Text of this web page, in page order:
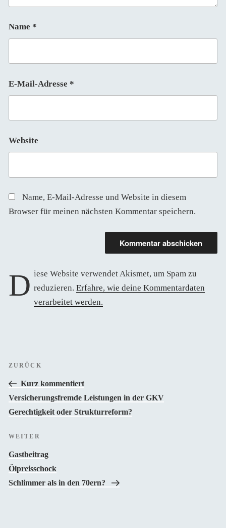
Name *
E-Mail-Adresse *
Website
Name, E-Mail-Adresse und Website in diesem
Browser für meinen nächsten Kommentar speichern.
Diese Website verwendet Akismet, um Spam zu reduzieren.Erfahre, wie deine Kommentardaten
verarbeitet werden.
Beitragsnavigation
Vorheriger
Beitrag
ZURÜCK
Kurz kommentiert
Versicherungsfremde Leistungen in der GKV
Gerechtigkeit oder Strukturreform?
Nächster
Beitrag
WEITER
Gastbeitrag
Ölpreisschock
Schlimmer als in den 70ern?